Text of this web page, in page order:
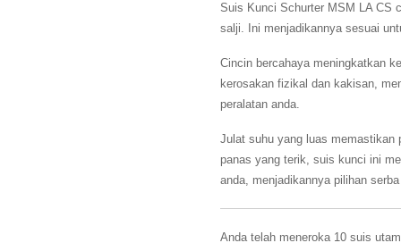
Suis Kunci Schurter MSM LA CS
salji. Ini menjadikannya sesuai
Cincin bercahaya meningkatkan
kerosakan fizikal dan kakisan,
peralatan anda.
Julat suhu yang luas memastikan
panas yang terik, suis kunci ini
anda, menjadikannya pilihan
Anda telah meneroka 10 suis